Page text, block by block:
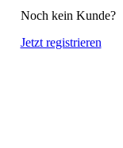
Noch kein Kunde?
Jetzt registrieren